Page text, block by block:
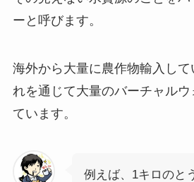
ー と呼びます。
海外から大量に農作物輸入し
れを通じて大量のバーチャル
ています。
例えば、1キロのと